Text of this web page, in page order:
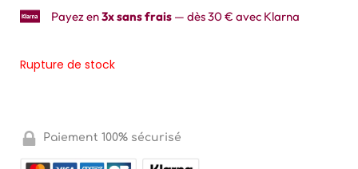
Payez en3x sans frais — dès 30 € avec Klarna
Rupture de stock
Paiement 100% sécurisé